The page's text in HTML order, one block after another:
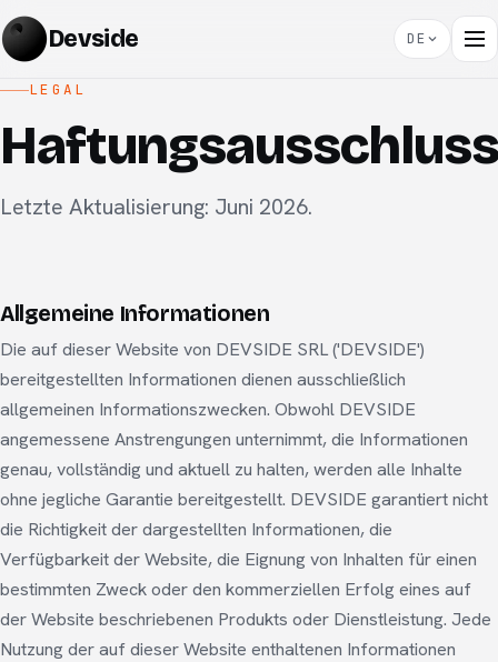
Devside DE
LEGAL
Haftungsausschluss
Letzte Aktualisierung: Juni 2026.
Allgemeine Informationen
Die auf dieser Website von DEVSIDE SRL ('DEVSIDE')
bereitgestellten Informationen dienen ausschließlich
allgemeinen Informationszwecken. Obwohl DEVSIDE
angemessene Anstrengungen unternimmt, die Informationen
genau, vollständig und aktuell zu halten, werden alle Inhalte
ohne jegliche Garantie bereitgestellt. DEVSIDE garantiert nicht
die Richtigkeit der dargestellten Informationen, die
Verfügbarkeit der Website, die Eignung von Inhalten für einen
bestimmten Zweck oder den kommerziellen Erfolg eines auf
der Website beschriebenen Produkts oder Dienstleistung. Jede
Nutzung der auf dieser Website enthaltenen Informationen